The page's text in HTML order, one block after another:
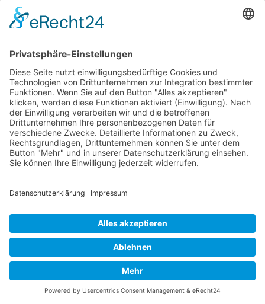
Welt der Cybersicherheit einzutauchen und zu
erfahren, wie moderne Unternehmen ihre
digitale Zukunft schützen. Lassen Sie uns
gemeinsam den Schleier lüften und die
Geheimnisse der Unternehmenssicherheit
enthüllen.
Anfrage für eine
unverbindliche und
kostenlose Erstberatung
zum Thema